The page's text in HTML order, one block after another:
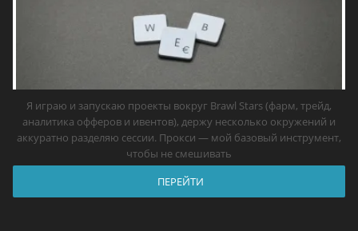
Я играю и запускаю проекты вокруг Brawl Stars (фарм, трейд,
аналитика офферов и ивентов), держу несколько окружений и
аккуратно разделяю сессии. Прокси — мой базовый инструмент,
чтобы не смешивать
ПЕРЕЙТИ